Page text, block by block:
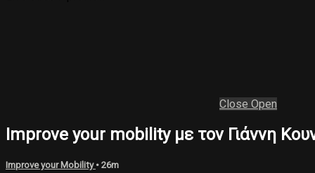
Close Open
Improve your mobility με τον Γιάννη
Improve your Mobility • 26m